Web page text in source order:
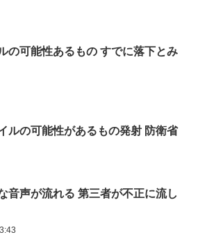
の可能性あるもの すでに落下とみ
ルの可能性があるもの発射 防衛省
音声が流れる 第三者が不正に流し